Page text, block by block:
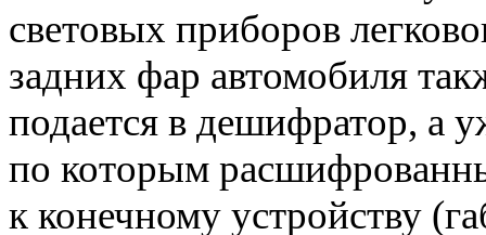
световых приборов
задних фар автомобиля
подается в дешифратор, а
по которым
к конечному устройству